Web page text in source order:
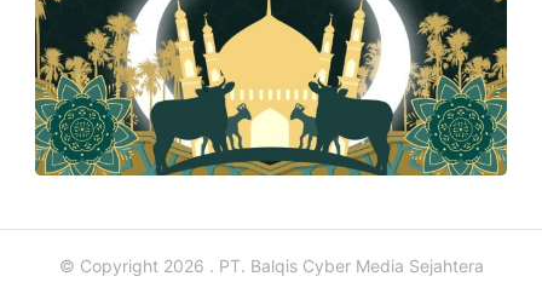
© Copyright 2026 . PT. Balqis Cyber Media Sejahtera